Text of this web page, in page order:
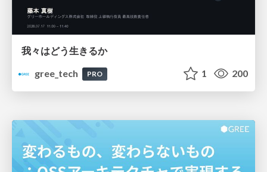
我々はどう生きるか
gree_tech
PRO 1 200